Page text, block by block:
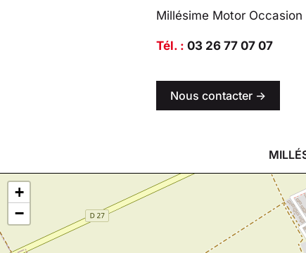
Millésime Motor Occasion
Tél. : 03 26 77 07 07
Nous contacter ->
+
−